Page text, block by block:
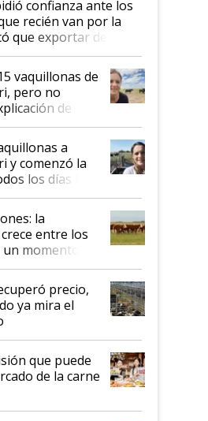
confianza ante los
recién van por la
que exportar dejó de
pocos": "Tenemos un
del gobierno
vaquillonas de
pero no
de
allí
a
y comenzó la
los días le
la
entre los
momento
actividad
precio,
ya mira el
que puede
de la carne